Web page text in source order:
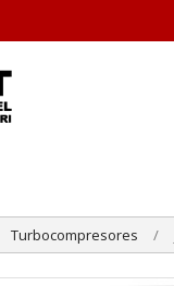
Turbocompresores